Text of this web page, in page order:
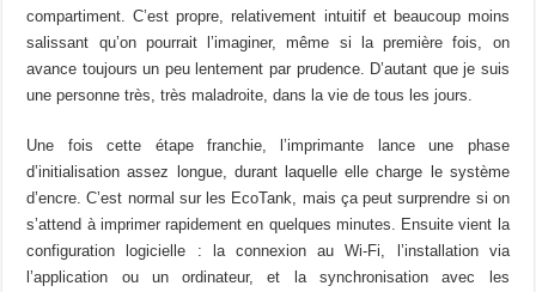
compartiment. C’est propre, relativement intuitif et beaucoup moins
salissant qu’on pourrait l’imaginer, même si la première fois, on
avance toujours un peu lentement par prudence. D’autant que je suis
une personne très, très maladroite, dans la vie de tous les jours.
Une fois cette étape franchie, l’imprimante lance une phase
d’initialisation assez longue, durant laquelle elle charge le système
d’encre. C’est normal sur les EcoTank, mais ça peut surprendre si on
s’attend à imprimer rapidement en quelques minutes. Ensuite vient la
configuration logicielle : la connexion au Wi-Fi, l’installation via
l’application ou un ordinateur, et la synchronisation avec les